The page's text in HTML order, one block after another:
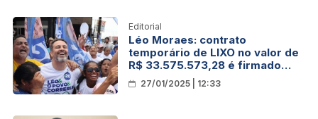
Editorial
Léo Moraes: contrato
temporário de LIXO no valor de
R$ 33.575.573,28 é firmado
com a prefeitura de Porto Velho
27/01/2025 | 12:33